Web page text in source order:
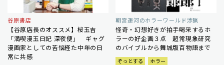
谷原書店
【谷原店長のオススメ】桜玉吉
「満喫漫玉日記 深夜便」 ギャグ
漫画家としての苦悩経た中年の日
常に共感
朝宮運河のホラーワールド渉猟
怪奇・幻想好きが拍手喝采するホ
ラーの好企画３点 超常現象研究
のバイブルから舞城版百物語まで
ぞっとする
ホラー